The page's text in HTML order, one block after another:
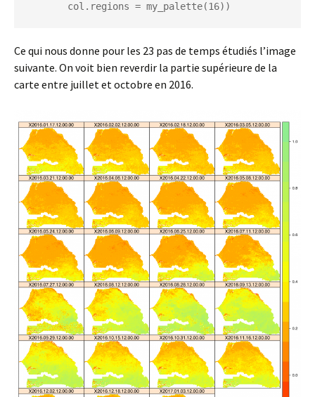
col.regions = my_palette(16))
Ce qui nous donne pour les 23 pas de temps étudiés l’image
suivante. On voit bien reverdir la partie supérieure de la
carte entre juillet et octobre en 2016.